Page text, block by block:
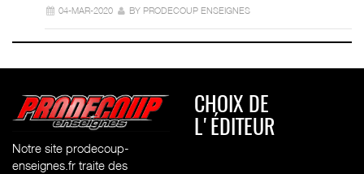
04-MAR-2020 BY PRODECOUP ENSEIGNES
Notre site prodecoup-
enseignes.fr traite des
CHOIX DE
L'ÉDITEUR